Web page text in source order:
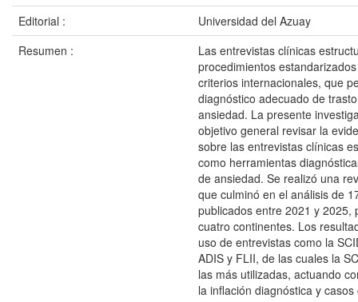
Editorial :
Universidad del Azuay
Resumen :
Las entrevistas clínicas
procedimientos
criterios internacionales, que
diagnóstico adecuado de
ansiedad. La presente
objetivo general revisar la
sobre las entrevistas clínicas
como herramientas
de ansiedad. Se realizó una
que culminó en el análisis de
publicados entre 2021 y 2025,
cuatro continentes. Los
uso de entrevistas como la
ADIS y FLII, de las cuales la
las más utilizadas, actuando
la inflación diagnóstica y casos